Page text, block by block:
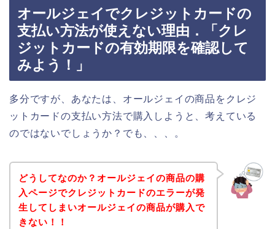
オールジェイでクレジットカードの
支払い方法が使えない理由．「クレ
ジットカードの有効期限を確認して
みよう！」
多分ですが、あなたは、オールジェイの商品をクレジ
ットカードの支払い方法で購入しようと、考えている
のではないでしょうか？でも、、、。
どうしてなのか？オールジェイの商品の購
入ページでクレジットカードのエラーが発
生してしまいオールジェイの商品が購入で
きない！！